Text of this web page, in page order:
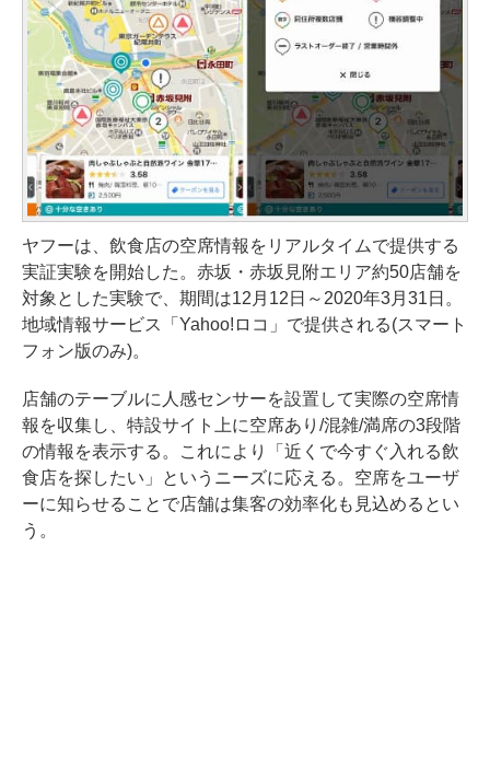
ヤフーは、飲食店の空席情報をリアルタイムで提供する
実証実験を開始した。赤坂・赤坂見附エリア約50店舗を
対象とした実験で、期間は12月12日～2020年3月31日。
地域情報サービス「Yahoo!ロコ」で提供される(スマート
フォン版のみ)。
店舗のテーブルに人感センサーを設置して実際の空席情
報を収集し、特設サイト上に空席あり/混雑/満席の3段階
の情報を表示する。これにより「近くで今すぐ入れる飲
食店を探したい」というニーズに応える。空席をユーザ
ーに知らせることで店舗は集客の効率化も見込めるとい
う。